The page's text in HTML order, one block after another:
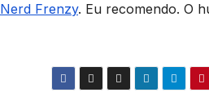
Nerd Frenzy. Eu recomendo. O